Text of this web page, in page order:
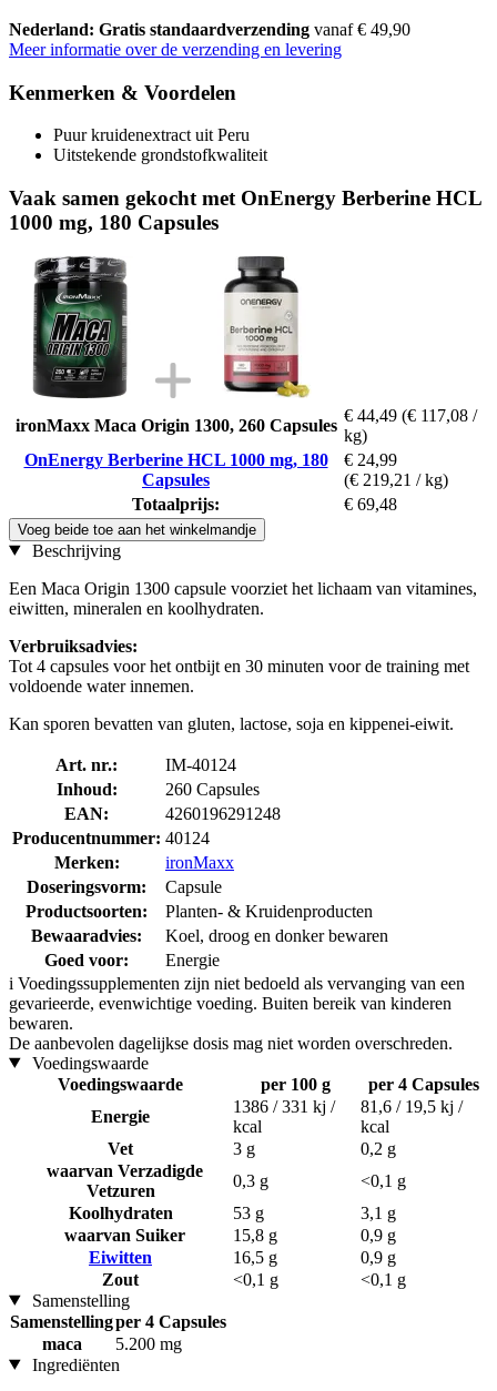
Nederland: Gratis standaardverzending vanaf € 49,90
Meer informatie over de verzending en levering
Kenmerken & Voordelen
Puur kruidenextract uit Peru
Uitstekende grondstofkwaliteit
Vaak samen gekocht met OnEnergy Berberine HCL
1000 mg, 180 Capsules
ironMaxx Maca Origin 1300, 260 Capsules
€ 44,49 (€ 117,08 /
kg)
OnEnergy Berberine HCL 1000 mg, 180
Capsules
€ 24,99
(€ 219,21 / kg)
Totaalprijs:
€ 69,48
Voeg beide toe aan het winkelmandje
Beschrijving
Een Maca Origin 1300 capsule voorziet het lichaam van vitamines,
eiwitten, mineralen en koolhydraten.
Verbruiksadvies:
Tot 4 capsules voor het ontbijt en 30 minuten voor de training met
voldoende water innemen.
Kan sporen bevatten van gluten, lactose, soja en kippenei-eiwit.
Art. nr.:
IM-40124
Inhoud:
260 Capsules
EAN:
4260196291248
Producentnummer: 40124
Merken:
ironMaxx
Doseringsvorm:
Capsule
Productsoorten:
Planten- & Kruidenproducten
Bewaaradvies:
Koel, droog en donker bewaren
Goed voor:
Energie
i Voedingssupplementen zijn niet bedoeld als vervanging van een
gevarieerde, evenwichtige voeding. Buiten bereik van kinderen
bewaren.
De aanbevolen dagelijkse dosis mag niet worden overschreden.
Voedingswaarde
Voedingswaarde
per 100 g
per 4 Capsules
Energie
1386 / 331 kj /
kcal
81,6 / 19,5 kj /
kcal
Vet
3 g
0,2 g
waarvan Verzadigde
Vetzuren
0,3 g
<0,1 g
Koolhydraten
53 g
3,1 g
waarvan Suiker
15,8 g
0,9 g
Eiwitten
16,5 g
0,9 g
Zout
<0,1 g
<0,1 g
Samenstelling
Samenstellingper 4 Capsules
maca
5.200 mg
Ingrediënten